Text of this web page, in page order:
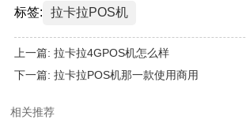
标签: 拉卡拉POS机
上一篇: 拉卡拉4GPOS机怎么样
下一篇: 拉卡拉POS机那一款使用商用
相关推荐